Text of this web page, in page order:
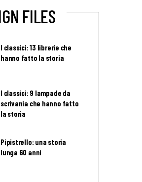
FILES
I classici: 13 librerie che
hanno fatto la storia
I classici: 9 lampade da
scrivania che hanno fatto
la storia
Pipistrello: una storia
lunga 60 anni